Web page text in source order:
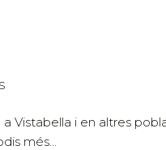
a Vistabella i en altres
més...